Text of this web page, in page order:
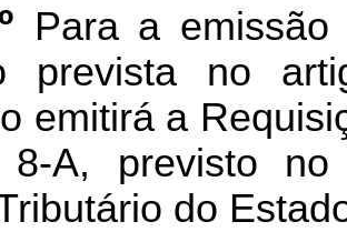
Para a
prevista no
emitirá a
8-A, previsto
do